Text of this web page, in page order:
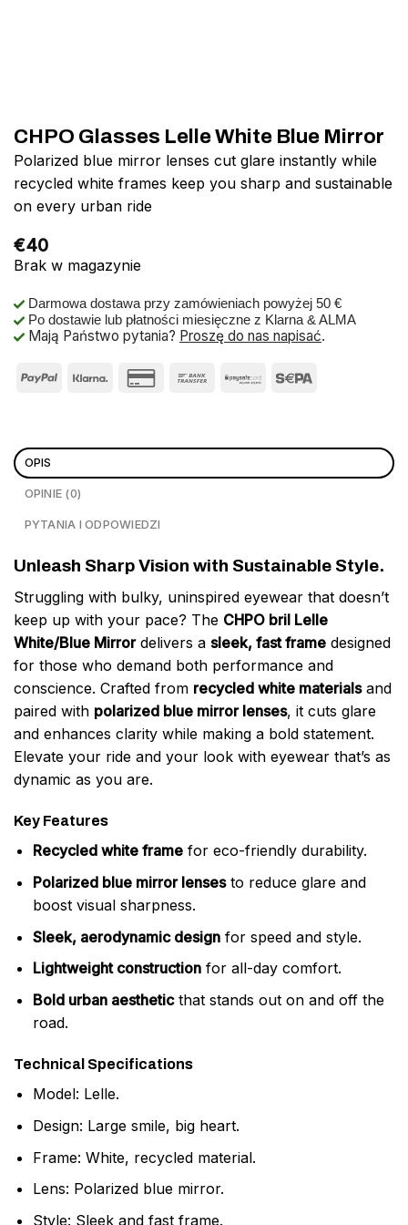
CHPO Glasses Lelle White Blue Mirror
Polarized blue mirror lenses cut glare instantly while
recycled white frames keep you sharp and sustainable
on every urban ride
€40
Brak w magazynie
Darmowa dostawa przy zamówieniach powyżej 50 €
Po dostawie lub płatności miesięczne z Klarna & ALMA
Mają Państwo pytania? Proszę do nas napisać.
OPIS
OPINIE (0)
PYTANIA I ODPOWIEDZI
Unleash Sharp Vision with Sustainable Style.
Struggling with bulky, uninspired eyewear that doesn’t
keep up with your pace? The CHPO bril Lelle
White/Blue Mirrordelivers a sleek, fast frame designed
for those who demand both performance and
conscience. Crafted from recycled white materialsand
paired with polarized blue mirror lenses, it cuts glare
and enhances clarity while making a bold statement.
Elevate your ride and your look with eyewear that’s as
dynamic as you are.
Key Features
Recycled white framefor eco-friendly durability.
Polarized blue mirror lensesto reduce glare and
boost visual sharpness.
Sleek, aerodynamic designfor speed and style.
Lightweight constructionfor all-day comfort.
Bold urban aestheticthat stands out on and off the
road.
Technical Specifications
Model: Lelle.
Design: Large smile, big heart.
Frame: White, recycled material.
Lens: Polarized blue mirror.
Style: Sleek and fast frame.